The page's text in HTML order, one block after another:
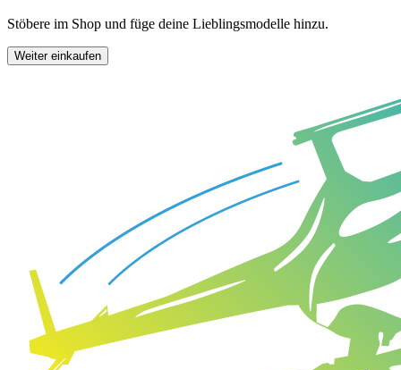
Stöbere im Shop und füge deine Lieblingsmodelle hinzu.
Weiter einkaufen